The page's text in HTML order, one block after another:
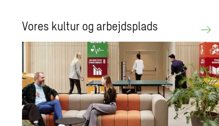
Vores kul­tur og ar­bejds­plads